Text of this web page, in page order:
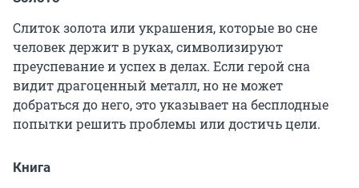
Слиток золота или украшения, которые во сне
человек держит в руках, символизируют
преуспевание и успех в делах. Если герой сна
видит драгоценный металл, но не может
добраться до него, это указывает на бесплодные
попытки решить проблемы или достичь цели.
Книга